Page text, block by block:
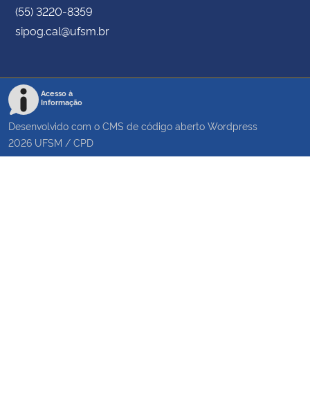
(55) 3220-8359
sipog.cal@ufsm.br
Acesso à
Informação
Desenvolvido com o CMS de código aberto Wordpress
2026 UFSM / CPD